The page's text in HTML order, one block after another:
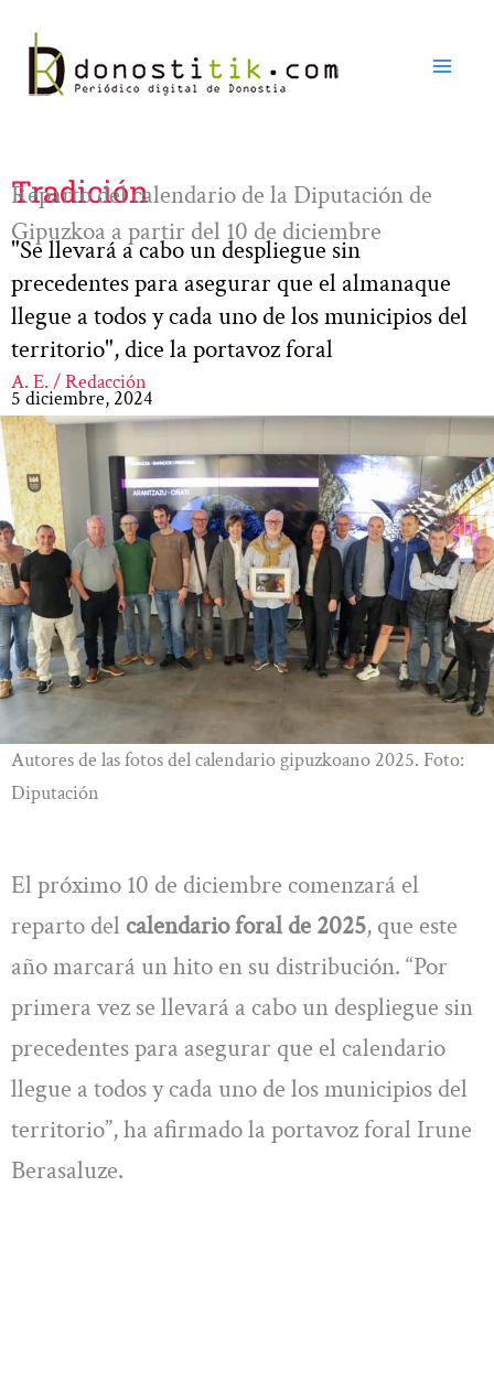
contenido
Tradición
Reparto del calendario de la Diputación de
Gipuzkoa a partir del 10 de diciembre
"Se llevará a cabo un despliegue sin
precedentes para asegurar que el almanaque
llegue a todos y cada uno de los municipios del
territorio", dice la portavoz foral
A. E. / Redacción
5 diciembre, 2024
Autores de las fotos del calendario gipuzkoano 2025. Foto:
Diputación
El próximo 10 de diciembre comenzará el
reparto del calendario foral de 2025, que este
año marcará un hito en su distribución. “Por
primera vez se llevará a cabo un despliegue sin
precedentes para asegurar que el calendario
llegue a todos y cada uno de los municipios del
territorio”, ha afirmado la portavoz foral Irune
Berasaluze.